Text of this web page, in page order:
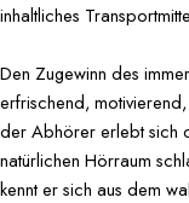
inhaltliches
Den Zugewinn des
erfrischend,
der Abhörer erlebt sich
natürlichen Hörraum
kennt er sich aus dem